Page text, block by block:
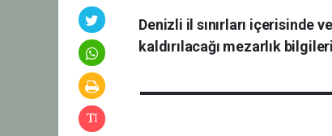
Denizli il sınırları içerisinde
kaldırılacağı mezarlık